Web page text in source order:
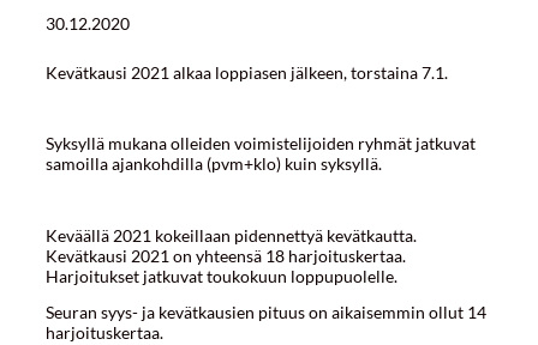
30.12.2020
Kevätkausi 2021 alkaa loppiasen jälkeen, torstaina 7.1.
Syksyllä mukana olleiden voimistelijoiden ryhmät jatkuvat
samoilla ajankohdilla (pvm+klo) kuin syksyllä.
Keväällä 2021 kokeillaan pidennettyä kevätkautta.
Kevätkausi 2021 on yhteensä 18 harjoituskertaa.
Harjoitukset jatkuvat toukokuun loppupuolelle.
Seuran syys- ja kevätkausien pituus on aikaisemmin ollut 14
harjoituskertaa.